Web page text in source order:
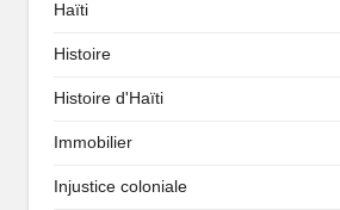
Haïti
Histoire
Histoire d'Haïti
Immobilier
Injustice coloniale